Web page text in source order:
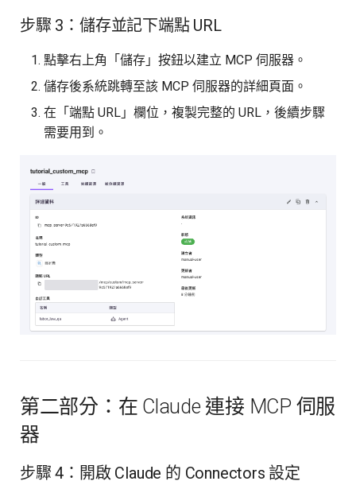
步驟 3：儲存並記下端點 URL
點擊右上角「儲存」按鈕以建立 MCP 伺服器。
儲存後系統跳轉至該 MCP 伺服器的詳細頁面。
在「端點 URL」欄位，複製完整的 URL，後續步驟
需要用到。
第二部分：在 Claude 連接 MCP 伺服
器
步驟 4：開啟 Claude 的 Connectors 設定